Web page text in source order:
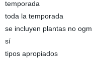
temporada
toda la temporada
se incluyen plantas no ogm
sí
tipos apropiados